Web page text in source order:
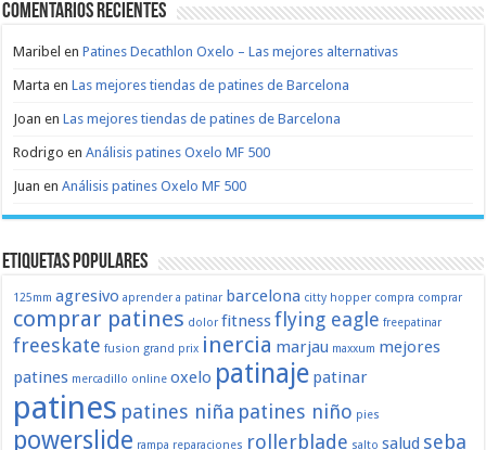
Comentarios recientes
Maribel enPatines Decathlon Oxelo – Las mejores alternativas
Marta enLas mejores tiendas de patines de Barcelona
Joan enLas mejores tiendas de patines de Barcelona
Rodrigo enAnálisis patines Oxelo MF 500
Juan enAnálisis patines Oxelo MF 500
Etiquetas populares
125mm agresivo aprender a patinar barcelona citty hopper compra comprar
comprar patines dolor fitnessflying eagle freepatinar
freeskate fusion grand prix inercia marjau maxxum mejores
patines mercadillo online oxelo patinaje patinar
patines patines niña patines niño pies
powerslide rampa reparaciones rollerblade salto salud seba